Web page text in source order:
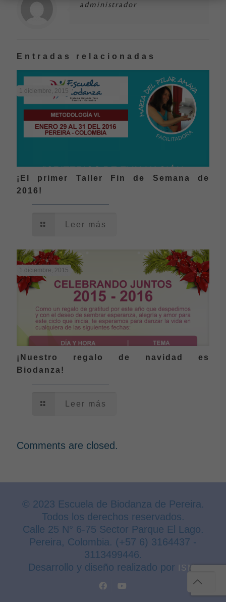
administrador
Entradas relacionadas
1 diciembre, 2015
¡El primer Taller Fin de Semana de
2016!
Leer más
1 diciembre, 2015
¡Nuestro regalo de navidad es
Biodanza!
Leer más
Comments are closed.
© 2023 Escuela de Biodanza de Pereira.
Todos los derechos reservados.
Calle 25 N° 6-75 Sector Parque El Lago.
Pereira, Colombia. (+57 6) 3164437 -
3113499446.
Desarrollo y diseño realizado por
ISM.